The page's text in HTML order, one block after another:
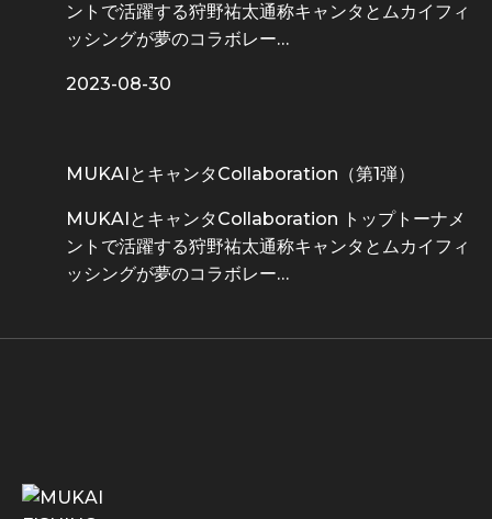
ントで活躍する狩野祐太通称キャンタとムカイフィ
ッシングが夢のコラボレー…
2023-08-30
MUKAIとキャンタCollaboration（第1弾）
MUKAIとキャンタCollaboration トップトーナメ
ントで活躍する狩野祐太通称キャンタとムカイフィ
ッシングが夢のコラボレー…